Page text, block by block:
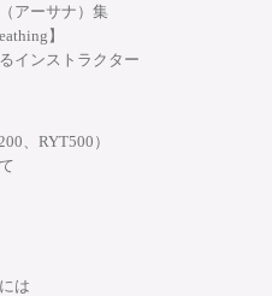
科目・開催スケジュール
、将来予告なく変更される
ラトリコロールのサポー
アーサナ）集
】
インストラクター
、RYT500）
は